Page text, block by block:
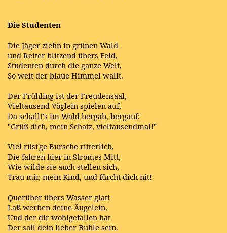
Die Studenten
Die Jäger ziehn in grünen Wald
und Reiter blitzend übers Feld,
Studenten durch die ganze Welt,
So weit der blaue Himmel wallt.
Der Frühling ist der Freudensaal,
Vieltausend Vöglein spielen auf,
Da schallt's im Wald bergab, bergauf:
"Grüß dich, mein Schatz, vieltausendmal!"
Viel rüst'ge Bursche ritterlich,
Die fahren hier in Stromes Mitt,
Wie wilde sie auch stellen sich,
Trau mir, mein Kind, und fürcht dich nit!
Querüber übers Wasser glatt
Laß werben deine Äugelein,
Und der dir wohlgefallen hat
Der soll dein lieber Buhle sein.